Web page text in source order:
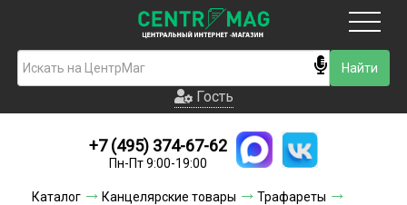
Гость
Новинки
Условия доставки
Гость
+7 (495) 374-67-62
Пн-Пт 9:00-19:00
Каталог Канцелярские товары
Трафареты